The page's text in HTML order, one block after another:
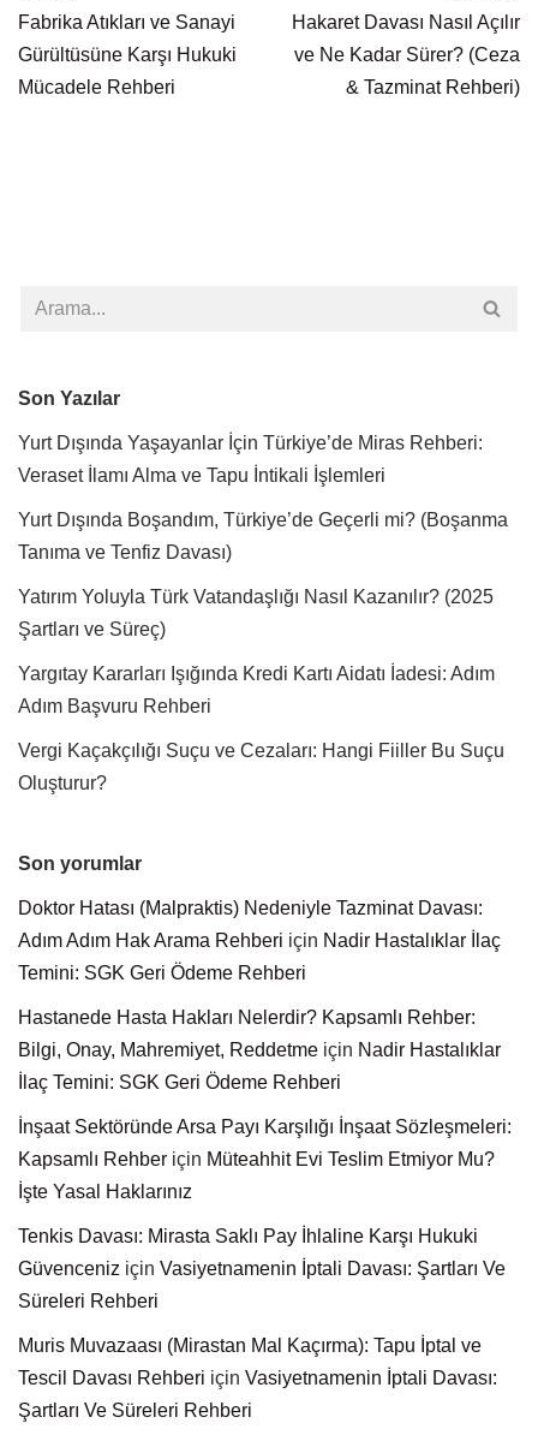
Fabrika Atıkları ve Sanayi
Gürültüsüne Karşı Hukuki
Mücadele Rehberi
Hakaret Davası Nasıl Açılır
ve Ne Kadar Sürer? (Ceza
& Tazminat Rehberi)
Son Yazılar
Yurt Dışında Yaşayanlar İçin Türkiye’de Miras Rehberi:
Veraset İlamı Alma ve Tapu İntikali İşlemleri
Yurt Dışında Boşandım, Türkiye’de Geçerli mi? (Boşanma
Tanıma ve Tenfiz Davası)
Yatırım Yoluyla Türk Vatandaşlığı Nasıl Kazanılır? (2025
Şartları ve Süreç)
Yargıtay Kararları Işığında Kredi Kartı Aidatı İadesi: Adım
Adım Başvuru Rehberi
Vergi Kaçakçılığı Suçu ve Cezaları: Hangi Fiiller Bu Suçu
Oluşturur?
Son yorumlar
Doktor Hatası (Malpraktis) Nedeniyle Tazminat Davası:
Adım Adım Hak Arama Rehberi için Nadir Hastalıklar İlaç
Temini: SGK Geri Ödeme Rehberi
Hastanede Hasta Hakları Nelerdir? Kapsamlı Rehber:
Bilgi, Onay, Mahremiyet, Reddetme için Nadir Hastalıklar
İlaç Temini: SGK Geri Ödeme Rehberi
İnşaat Sektöründe Arsa Payı Karşılığı İnşaat Sözleşmeleri:
Kapsamlı Rehber için Müteahhit Evi Teslim Etmiyor Mu?
İşte Yasal Haklarınız
Tenkis Davası: Mirasta Saklı Pay İhlaline Karşı Hukuki
Güvenceniz için Vasiyetnamenin İptali Davası: Şartları Ve
Süreleri Rehberi
Muris Muvazaası (Mirastan Mal Kaçırma): Tapu İptal ve
Tescil Davası Rehberi için Vasiyetnamenin İptali Davası:
Şartları Ve Süreleri Rehberi